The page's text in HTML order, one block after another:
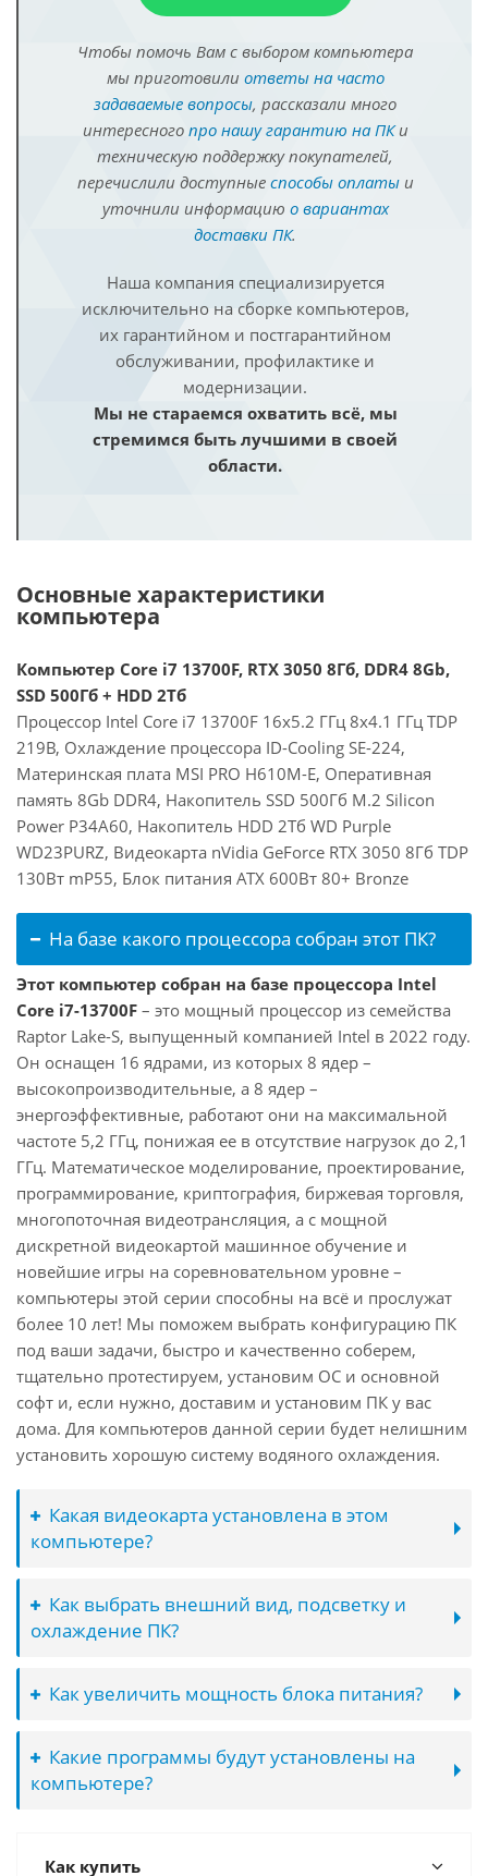
Чтобы помочь Вам с выбором компьютера
мы приготовили ответы на часто
задаваемые вопросы, рассказали много
интересного про нашу гарантию на ПКи
техническую поддержку покупателей,
перечислили доступные способы оплатыи
уточнили информацию о вариантах
доставки ПК.
Наша компания специализируется
исключительно на сборке компьютеров,
их гарантийном и постгарантийном
обслуживании, профилактике и
модернизации.
Мы не стараемся охватить всё, мы
стремимся быть лучшими в своей
области.
Основные характеристики
компьютера
Компьютер Core i7 13700F, RTX 3050 8Гб, DDR4 8Gb,
SSD 500Гб + HDD 2Тб
Процессор Intel Core i7 13700F 16x5.2 ГГц 8x4.1 ГГц TDP
219В, Охлаждение процессора ID-Cooling SE-224,
Материнская плата MSI PRO H610M-E, Оперативная
память 8Gb DDR4, Накопитель SSD 500Гб M.2 Silicon
Power P34A60, Накопитель HDD 2Тб WD Purple
WD23PURZ, Видеокарта nVidia GeForce RTX 3050 8Гб TDP
130Вт mP55, Блок питания ATX 600Вт 80+ Bronze
На базе какого процессора собран этот ПК?
Этот компьютер собран на базе процессора Intel
Core i7-13700F – это мощный процессор из семейства
Raptor Lake-S, выпущенный компанией Intel в 2022 году.
Он оснащен 16 ядрами, из которых 8 ядер –
высокопроизводительные, а 8 ядер –
энергоэффективные, работают они на максимальной
частоте 5,2 ГГц, понижая ее в отсутствие нагрузок до 2,1
ГГц. Математическое моделирование, проектирование,
программирование, криптография, биржевая торговля,
многопоточная видеотрансляция, а с мощной
дискретной видеокартой машинное обучение и
новейшие игры на соревновательном уровне –
компьютеры этой серии способны на всё и прослужат
более 10 лет! Мы поможем выбрать конфигурацию ПК
под ваши задачи, быстро и качественно соберем,
тщательно протестируем, установим ОС и основной
софт и, если нужно, доставим и установим ПК у вас
дома. Для компьютеров данной серии будет нелишним
установить хорошую систему водяного охлаждения.
Какая видеокарта установлена в этом
компьютере?
Как выбрать внешний вид, подсветку и
охлаждение ПК?
Как увеличить мощность блока питания?
Какие программы будут установлены на
компьютере?
Как купить